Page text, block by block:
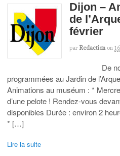
Dijon –
de
février
par Redaction on
De
programmées au Jardin de
Animations au muséum : *
d’une pelote ! Rendez-vous
disponibles Durée : environ 2
* […]
Lire la suite